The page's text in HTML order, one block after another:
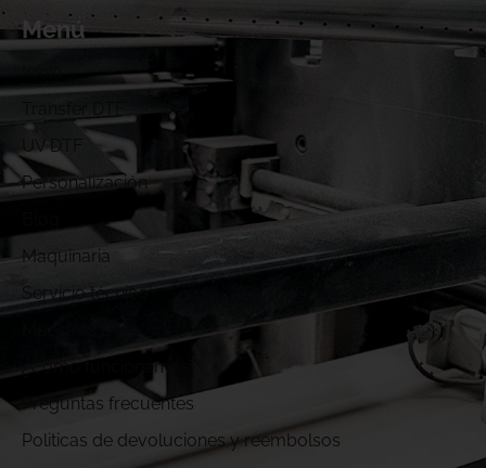
Menú
UV DTF
Personalización
Maquinaria
Servicio técnico
¿Cómo funcionamos?
Preguntas frecuentes
Politicas de devoluciones y reembolsos